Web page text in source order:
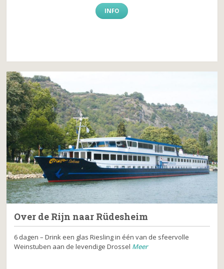
INFO
Over de Rijn naar Rüdesheim
6 dagen – Drink een glas Riesling in één van de sfeervolle
Weinstuben aan de levendige Drossel Meer